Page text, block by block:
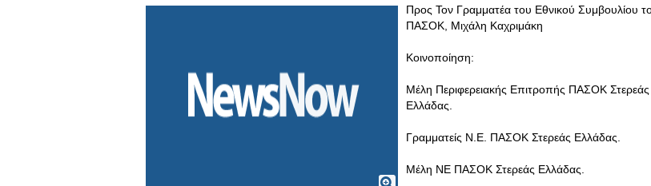
Προς Τον Γραμματέα του Εθνικού Συμβουλίου
ΠΑΣΟΚ, Μιχάλη Καχριμάκη
Κοινοποίηση:
Μέλη Περιφερειακής Επιτροπής ΠΑΣΟΚ Στερεάς
Ελλάδας.
Γραμματείς Ν.Ε. ΠΑΣΟΚ Στερεάς Ελλάδας.
Μέλη ΝΕ ΠΑΣΟΚ Στερεάς Ελλάδας.